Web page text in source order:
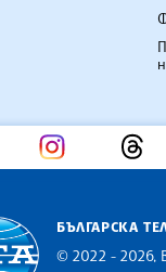
БЪЛГАРСКА
© 2022 - 2026,